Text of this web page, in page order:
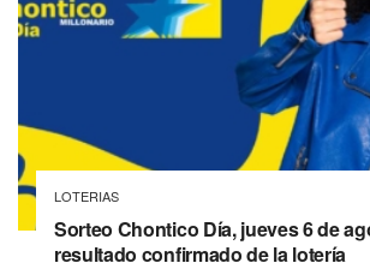
LOTERIAS
Sorteo Chontico Día, jueves 6 de
resultado confirmado de la lotería